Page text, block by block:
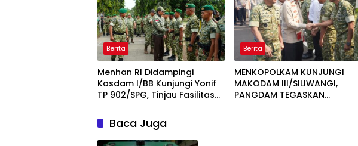
Berita
Menhan RI Didampingi
Kasdam I/BB Kunjungi Yonif
TP 902/SPG, Tinjau Fasilitas
Berita
MENKOPOLKAM KUNJUNGI
MAKODAM III/SILIWANGI,
PANGDAM TEGASKAN
Baca Juga